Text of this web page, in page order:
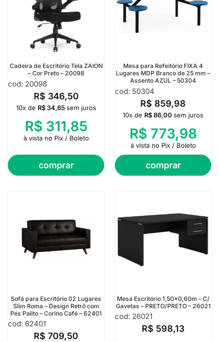
Cadeira de Escritório Tela ZAION
– Cor Preto – 20098
cod: 20098
R$ 346,50
comprar
10x de R$34,65 sem juros
R$ 311,85
à vista no Pix / Boleto
Mesa para Refeitório FIXA 4
Lugares MDP Branco de 25 mm –
Assento AZUL – 50304
cod: 50304
R$ 859,98
comprar
10x de R$86,00 sem juros
R$ 773,98
à vista no Pix / Boleto
Sofá para Escritório 02 Lugares
Slim Roma – Design Retrô com
Pés Palito – Corino Café – 62401
cod: 62401
R$ 709,50
Mesa Escritório 1,50×0,60m – C/
Gavetas – PRETO/PRETO – 26021
cod: 26021
R$ 598,13